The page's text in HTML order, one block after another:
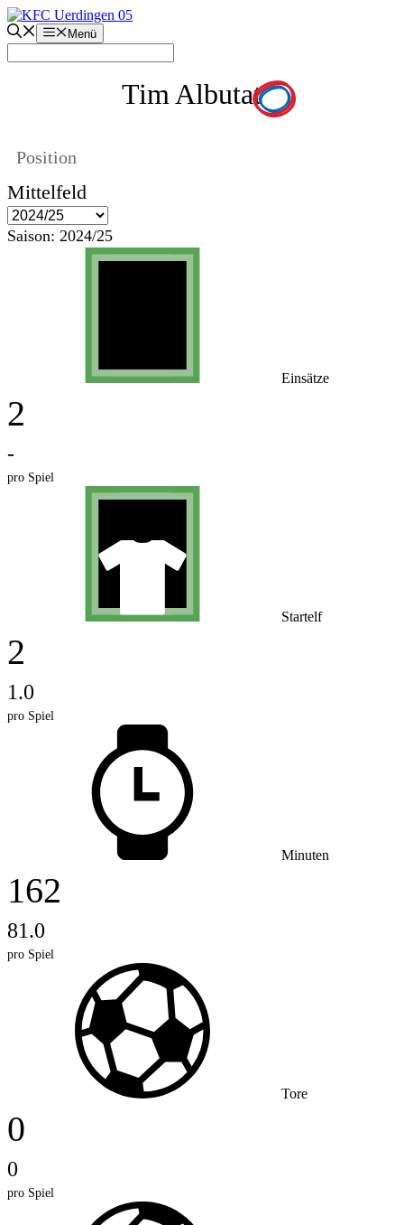
Zum
Inhalt
springen
Menü
Tim Albutat
Position
Mittelfeld
Saison: 2024/25
Einsätze
2
-
pro Spiel
Startelf
2
1.0
pro Spiel
Minuten
162
81.0
pro Spiel
Tore
0
0
pro Spiel